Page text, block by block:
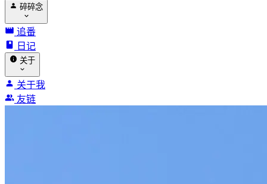
碎碎念
追番
日记
关于
关于我
友链